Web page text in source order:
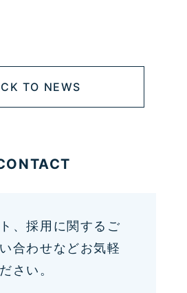
TO NEWS
、採用に関するご
合わせなどお気軽
さい。